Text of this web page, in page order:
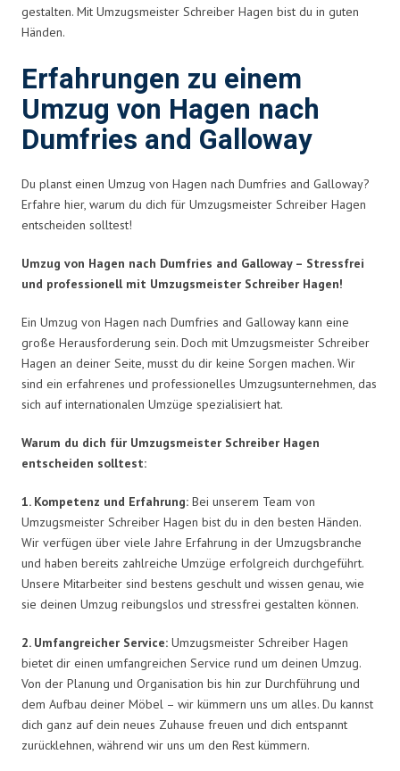
gestalten. Mit Umzugsmeister Schreiber Hagen bist du in guten
Händen.
Erfahrungen zu einem
Umzug von Hagen nach
Dumfries and Galloway
Du planst einen Umzug von Hagen nach Dumfries and Galloway?
Erfahre hier, warum du dich für Umzugsmeister Schreiber Hagen
entscheiden solltest!
Umzug von Hagen nach Dumfries and Galloway – Stressfrei
und professionell mit Umzugsmeister Schreiber Hagen!
Ein Umzug von Hagen nach Dumfries and Galloway kann eine
große Herausforderung sein. Doch mit Umzugsmeister Schreiber
Hagen an deiner Seite, musst du dir keine Sorgen machen. Wir
sind ein erfahrenes und professionelles Umzugsunternehmen, das
sich auf internationalen Umzüge spezialisiert hat.
Warum du dich für Umzugsmeister Schreiber Hagen
entscheiden solltest:
1. Kompetenz und Erfahrung: Bei unserem Team von
Umzugsmeister Schreiber Hagen bist du in den besten Händen.
Wir verfügen über viele Jahre Erfahrung in der Umzugsbranche
und haben bereits zahlreiche Umzüge erfolgreich durchgeführt.
Unsere Mitarbeiter sind bestens geschult und wissen genau, wie
sie deinen Umzug reibungslos und stressfrei gestalten können.
2. Umfangreicher Service: Umzugsmeister Schreiber Hagen
bietet dir einen umfangreichen Service rund um deinen Umzug.
Von der Planung und Organisation bis hin zur Durchführung und
dem Aufbau deiner Möbel – wir kümmern uns um alles. Du kannst
dich ganz auf dein neues Zuhause freuen und dich entspannt
zurücklehnen, während wir uns um den Rest kümmern.